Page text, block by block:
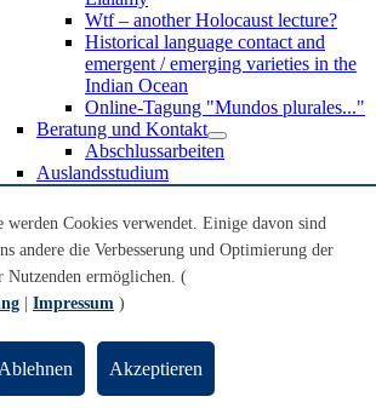
Wtf – another Holocaust lecture?
Historical language contact and
emergent / emerging varieties in the
Indian Ocean
Online-Tagung "Mundos plurales..."
Beratung und Kontakt
Abschlussarbeiten
Auslandsstudium
WoC Lab
Spanische Black Diaspora
Promotionen
Habilitationen
Nachwuchsförderung
Forschungszentren
Studienkommission
werden Cookies verwendet. Einige davon sind
andere die Verbesserung und Optimierung der
Nutzenden ermöglichen. (
Impressum )
Ablehnen Akzeptieren